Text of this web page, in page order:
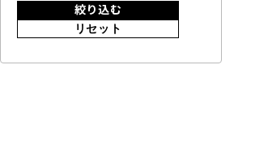
絞り込む
リセット